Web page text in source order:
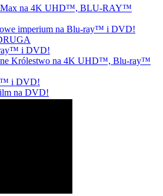
Max na 4K UHD™, BLU-RAY™
imperium na Blu-ray™ i DVD!
i DVD!
Królestwo na 4K UHD™, Blu-ray™
i DVD!
na DVD!